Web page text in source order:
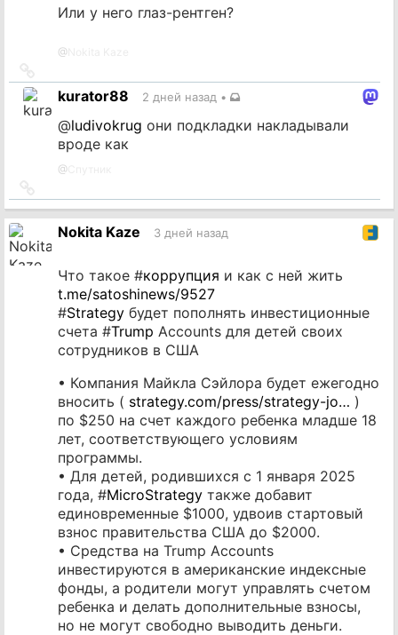
Или у него глаз-рентген?
@
на
источник
kurator88 2 дней назад •
@ludivokrug они подкладки накладывали
вроде как
@
на
источник
Nokita Kaze 3 дней назад
Что такое #коррупция и как с ней жить
t.me/satoshinews/9527
#Strategy будет пополнять инвестиционные
счета #Trump Accounts для детей своих
сотрудников в США
• Компания Майкла Сэйлора будет ежегодно
вносить ( strategy.com/press/strategy-jo… )
по $250 на счет каждого ребенка младше 18
лет, соответствующего условиям
программы.
• Для детей, родившихся с 1 января 2025
года, #MicroStrategy также добавит
единовременные $1000, удвоив стартовый
взнос правительства США до $2000.
• Средства на Trump Accounts
инвестируются в американские индексные
фонды, а родители могут управлять счетом
ребенка и делать дополнительные взносы,
но не могут свободно выводить деньги.